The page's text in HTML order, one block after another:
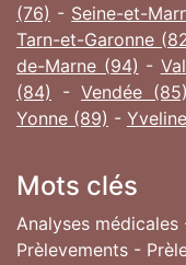
(76) - Seine-et-
Tarn-et-Garonne
de-Marne (94) -
(84) - Vendée (85)
Yonne (89) -
Mots clés
Analyses
Prèlevements -